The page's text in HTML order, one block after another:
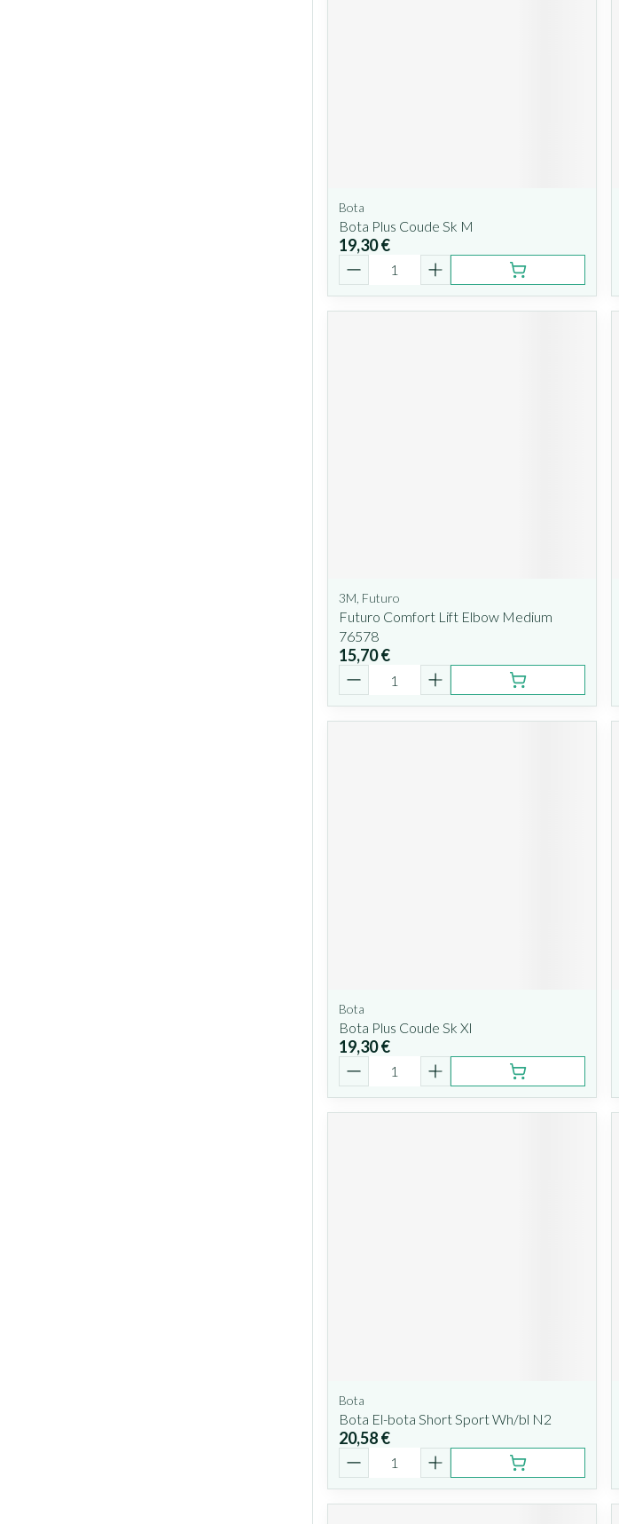
Bota
Bota Plus Coude Sk M
19,30 €
Quantité
3M, Futuro
Futuro Comfort Lift Elbow Medium
76578
15,70 €
Quantité
Bota
Bota Plus Coude Sk Xl
19,30 €
Quantité
Bota
Bota El-bota Short Sport Wh/bl N2
20,58 €
Quantité